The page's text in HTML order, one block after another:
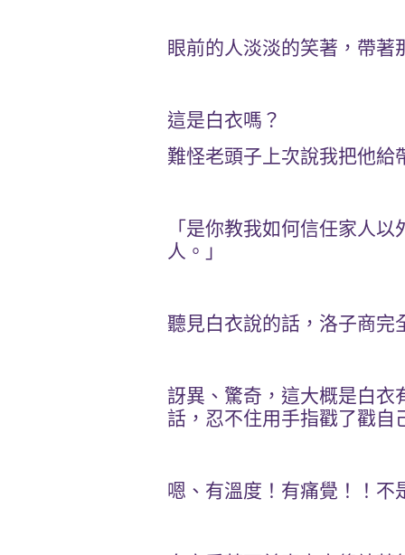
眼前的人淡淡的笑著，帶著
這是白衣嗎？
難怪老頭子上次說我把他給
「是你教我如何信任家人
人。」
聽見白衣說的話，洛子商完
訝異、驚奇，這大概是白衣
話，忍不住用手指戳了戳自
嗯、有溫度！有痛覺！！不